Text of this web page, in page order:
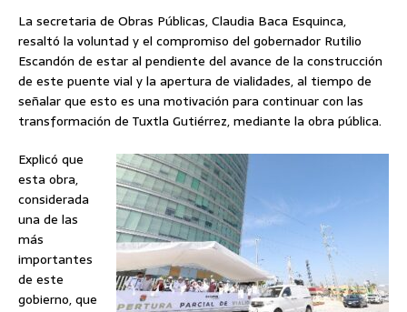
La secretaria de Obras Públicas, Claudia Baca Esquinca,
resaltó la voluntad y el compromiso del gobernador Rutilio
Escandón de estar al pendiente del avance de la construcción
de este puente vial y la apertura de vialidades, al tiempo de
señalar que esto es una motivación para continuar con las
transformación de Tuxtla Gutiérrez, mediante la obra pública.
Explicó que
esta obra,
considerada
una de las
más
importantes
de este
gobierno, que